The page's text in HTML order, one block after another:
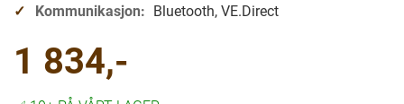
Kommunikasjon: Bluetooth, VE.Direct
1 834,-